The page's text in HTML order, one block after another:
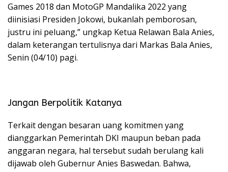
Games 2018 dan MotoGP Mandalika 2022 yang
diinisiasi Presiden Jokowi, bukanlah pemborosan,
justru ini peluang,” ungkap Ketua Relawan Bala Anies,
dalam keterangan tertulisnya dari Markas Bala Anies,
Senin (04/10) pagi.
Jangan Berpolitik Katanya
Terkait dengan besaran uang komitmen yang
dianggarkan Pemerintah DKI maupun beban pada
anggaran negara, hal tersebut sudah berulang kali
dijawab oleh Gubernur Anies Baswedan. Bahwa,